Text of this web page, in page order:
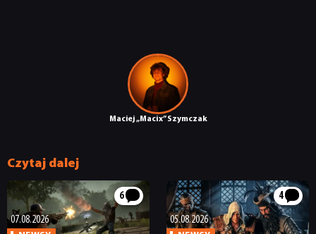
Maciej „Macix” Szymczak
Czytaj dalej
6
07.08.2026
4
05.08.2026